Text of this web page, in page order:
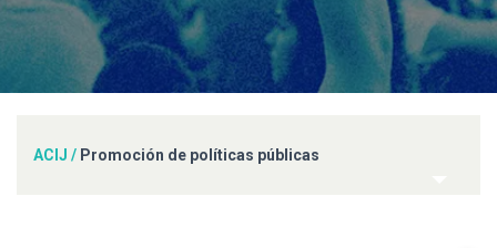
ACIJ / Promoción de políticas públicas